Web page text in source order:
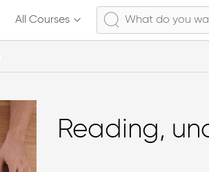
All Courses
Reading,